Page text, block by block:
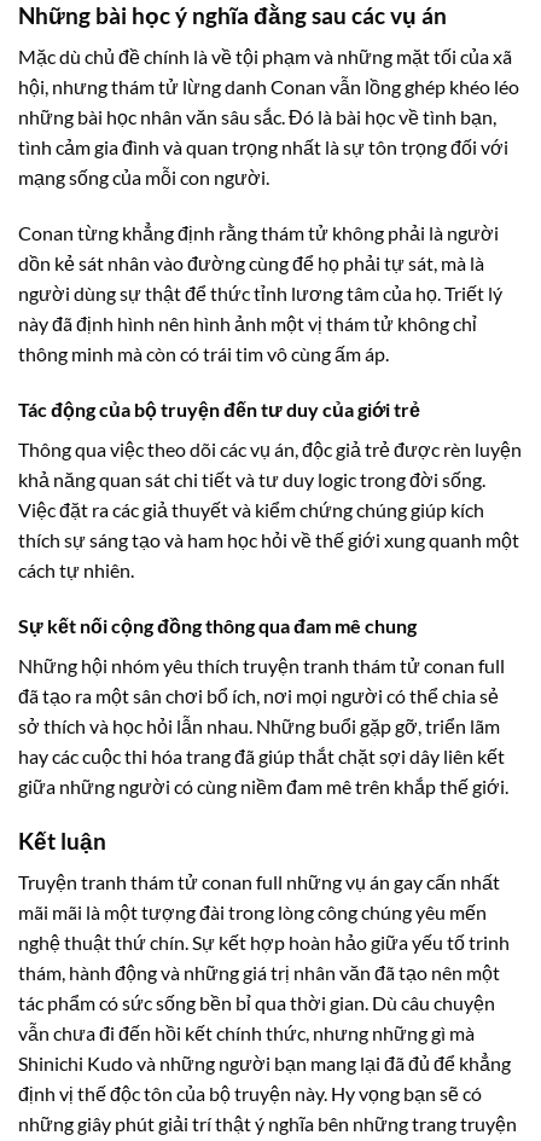
Những bài học ý nghĩa đằng sau các vụ án
Mặc dù chủ đề chính là về tội phạm và những mặt tối của xã
hội, nhưng thám tử lừng danh Conan vẫn lồng ghép khéo léo
những bài học nhân văn sâu sắc. Đó là bài học về tình bạn,
tình cảm gia đình và quan trọng nhất là sự tôn trọng đối với
mạng sống của mỗi con người.
Conan từng khẳng định rằng thám tử không phải là người
dồn kẻ sát nhân vào đường cùng để họ phải tự sát, mà là
người dùng sự thật để thức tỉnh lương tâm của họ. Triết lý
này đã định hình nên hình ảnh một vị thám tử không chỉ
thông minh mà còn có trái tim vô cùng ấm áp.
Tác động của bộ truyện đến tư duy của giới trẻ
Thông qua việc theo dõi các vụ án, độc giả trẻ được rèn luyện
khả năng quan sát chi tiết và tư duy logic trong đời sống.
Việc đặt ra các giả thuyết và kiểm chứng chúng giúp kích
thích sự sáng tạo và ham học hỏi về thế giới xung quanh một
cách tự nhiên.
Sự kết nối cộng đồng thông qua đam mê chung
Những hội nhóm yêu thích truyện tranh thám tử conan full
đã tạo ra một sân chơi bổ ích, nơi mọi người có thể chia sẻ
sở thích và học hỏi lẫn nhau. Những buổi gặp gỡ, triển lãm
hay các cuộc thi hóa trang đã giúp thắt chặt sợi dây liên kết
giữa những người có cùng niềm đam mê trên khắp thế giới.
Kết luận
Truyện tranh thám tử conan full những vụ án gay cấn nhất
mãi mãi là một tượng đài trong lòng công chúng yêu mến
nghệ thuật thứ chín. Sự kết hợp hoàn hảo giữa yếu tố trinh
thám, hành động và những giá trị nhân văn đã tạo nên một
tác phẩm có sức sống bền bỉ qua thời gian. Dù câu chuyện
vẫn chưa đi đến hồi kết chính thức, nhưng những gì mà
Shinichi Kudo và những người bạn mang lại đã đủ để khẳng
định vị thế độc tôn của bộ truyện này. Hy vọng bạn sẽ có
những giây phút giải trí thật ý nghĩa bên những trang truyện